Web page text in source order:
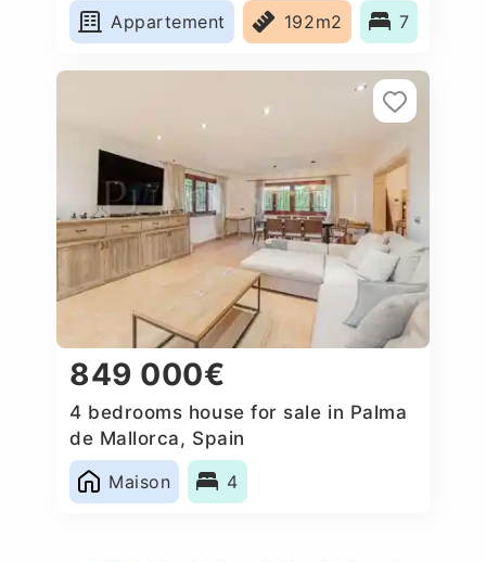
Appartement
192m2 7
849 000€
4 bedrooms house for sale in Palma
de Mallorca, Spain
Maison
4